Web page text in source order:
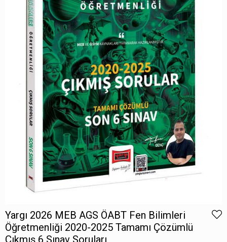
Yargı 2026 MEB AGS ÖABT Fen Bilimleri
Öğretmenliği 2020-2025 Tamamı Çözümlü